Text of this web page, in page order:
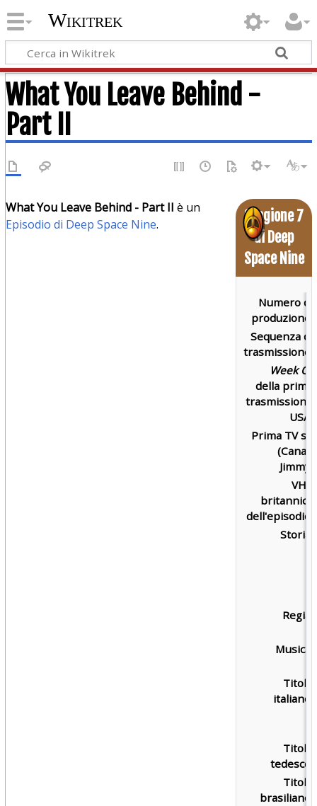
Wikitrek
What You Leave Behind -
Part II
Stagione 7
di Deep
Space Nine
Numero di
produzione:
Sequenza di
trasmissione:
Week Of
della prima
trasmissione
USA:
Prima TV su
(Canal)
Jimmy:
VHS
britannica
dell'episodio:
Storia:
Regia:
Musica:
Titolo
italiano:
Titolo
tedesco:
Titolo
brasiliano:
What You Leave Behind - Part II è un
Episodio di Deep Space Nine.